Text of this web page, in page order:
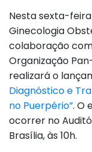
Nesta sexta-
Ginecologia
colaboração
Organização
realizará o
Diagnóstico e
no Puerpério”. O
ocorrer no
Brasília, às 10h.